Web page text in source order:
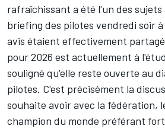
rafraîchissant a été l'un des sujets
briefing des pilotes vendredi soir
avis étaient effectivement
pour 2026 est actuellement à
souligné qu'elle reste ouverte au
pilotes. C'est précisément la
souhaite avoir avec la fédération,
champion du monde préférant